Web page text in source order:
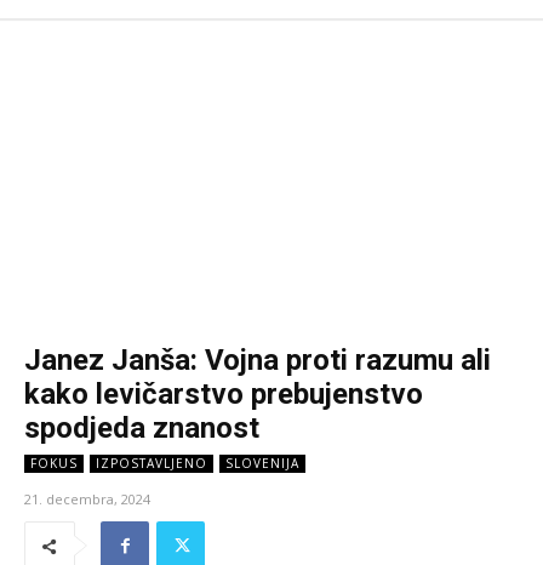
Janez Janša: Vojna proti razumu ali
kako levičarstvo prebujenstvo
spodjeda znanost
FOKUS IZPOSTAVLJENO SLOVENIJA
21. decembra, 2024